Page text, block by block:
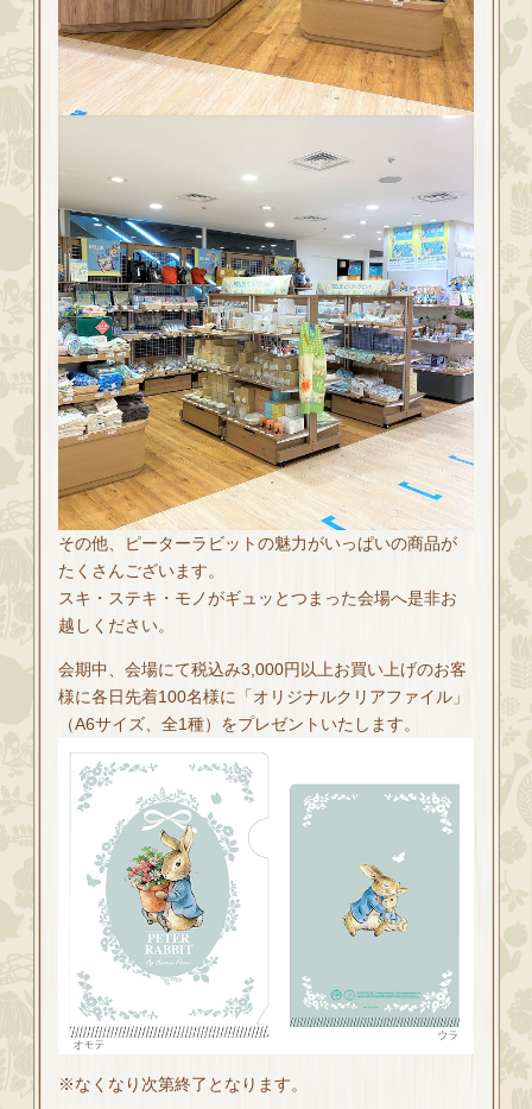
その他、ピーターラビットの魅力がいっぱいの商品が
たくさんございます。
スキ・ステキ・モノがギュッとつまった会場へ是非お
越しください。
会期中、会場にて税込み3,000円以上お買い上げのお客
様に各日先着100名様に「オリジナルクリアファイル」
（A6サイズ、全1種）をプレゼントいたします。
※なくなり次第終了となります。